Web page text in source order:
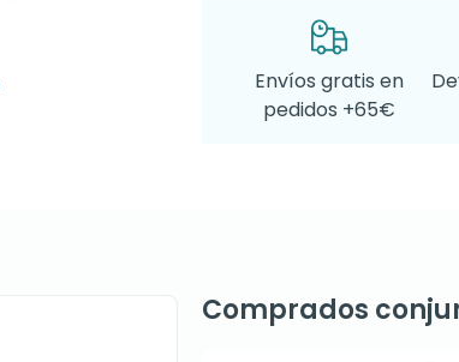
Envíos gratis en
pedidos +65€
Comprados